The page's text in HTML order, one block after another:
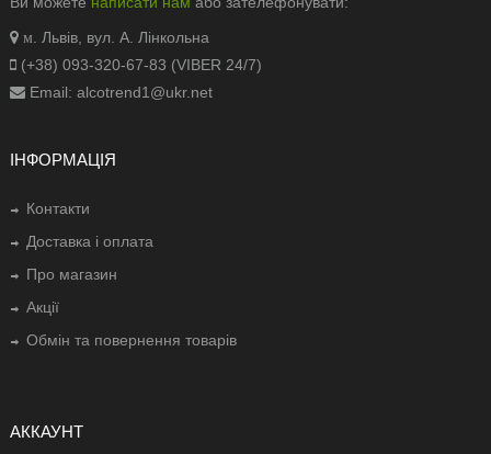
м
. Львів, вул. А. Лінкольна
(+38) 093-320-67-83 (VIBER 24/7)
Email: alcotrend1@ukr.net
ІНФОРМАЦІЯ
Контакти
Доставка і оплата
Про магазин
Акції
Обмін та повернення товарів
АККАУНТ